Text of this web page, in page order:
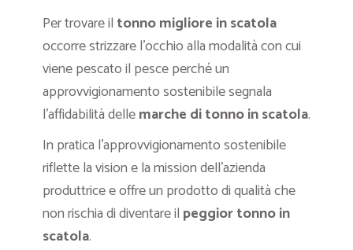
Per trovare il tonno migliore in scatola
occorre strizzare l’occhio alla modalità con cui
viene pescato il pesce perché un
approvvigionamento sostenibile segnala
l’affidabilità dellemarche di tonno in scatola.
In pratica l’approvvigionamento sostenibile
riflette la vision e la mission dell’azienda
produttrice e offre un prodotto di qualità che
non rischia di diventare il peggior tonno in
scatola.